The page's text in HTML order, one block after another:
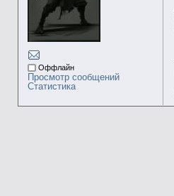
Оффлайн
Просмотр сообщений
Статистика